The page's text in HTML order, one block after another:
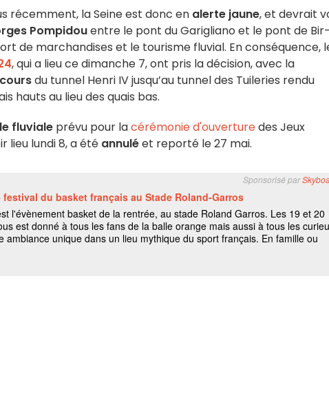
récemment, la Seine est donc en alerte jaune, et devrait
Pompidouentre le pont du Garigliano et le pont de
de marchandises et le tourisme fluvial. En conséquence,
, qui a lieu ce dimanche 7, ont pris la décision, avec la
du tunnel Henri IV jusqu’au tunnel des Tuileries rendu
hauts au lieu des quais bas.
fluviale prévu pour lacérémonie d'ouverturedes Jeux
lieu lundi 8, a été annuléet reporté le 27 mai.